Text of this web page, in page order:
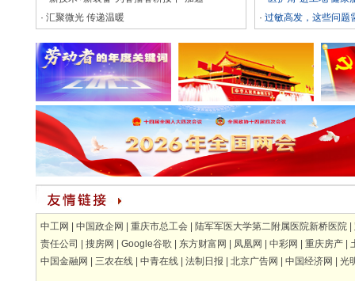
· 汇聚微光 传递温暖
· 过敏高发，这些问题
中工网 中国政企网 重庆市总工会 陆军军医大学第二附属医院新桥医院
责任公司
搜房网 Google谷歌 东方财富网 凤凰网 中彩网 重庆房产
中国金融网
三农在线 中青在线 法制日报 北京广告网 中国经济网 光